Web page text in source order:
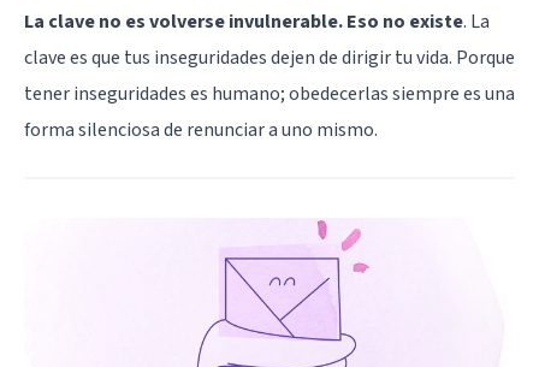
La clave no es volverse invulnerable. Eso no existe. La
clave es que tus inseguridades dejen de dirigir tu vida. Porque
tener inseguridades es humano; obedecerlas siempre es una
forma silenciosa de renunciar a uno mismo.